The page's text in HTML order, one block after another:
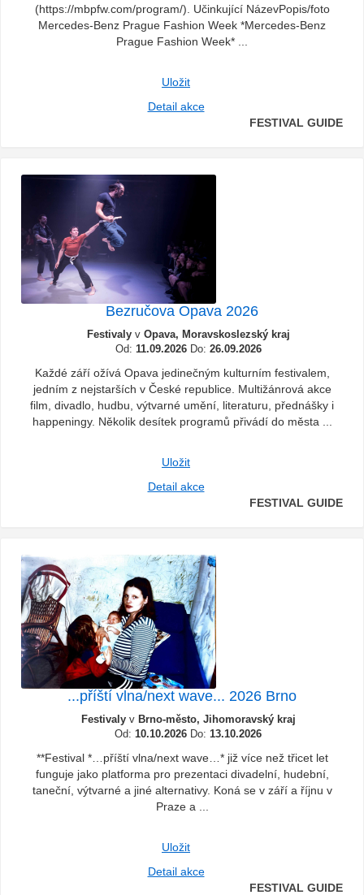
(https://mbpfw.com/program/). Učinkující NázevPopis/foto
Mercedes-Benz Prague Fashion Week *Mercedes-Benz
Prague Fashion Week* ...
Uložit
Detail akce
FESTIVAL GUIDE
Bezručova Opava 2026
Festivalyv Opava, Moravskoslezský kraj
Od: 11.09.2026Do: 26.09.2026
Každé září ožívá Opava jedinečným kulturním festivalem,
jedním z nejstarších v České republice. Multižánrová akce
film, divadlo, hudbu, výtvarné umění, literaturu, přednášky i
happeningy. Několik desítek programů přivádí do města ...
Uložit
Detail akce
FESTIVAL GUIDE
...příští vlna/next wave... 2026 Brno
Festivalyv Brno-město, Jihomoravský kraj
Od: 10.10.2026 Do: 13.10.2026
**Festival *…příští vlna/next wave…* již více než třicet let
funguje jako platforma pro prezentaci divadelní, hudební,
taneční, výtvarné a jiné alternativy. Koná se v září a říjnu v
Praze a ...
Uložit
Detail akce
FESTIVAL GUIDE